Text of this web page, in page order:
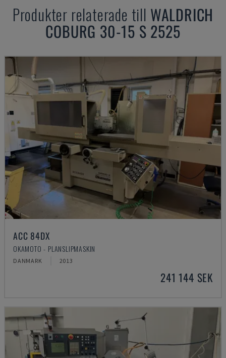
Produkter relaterade till WALDRICH
COBURG 30-15 S 2525
ACC 84DX
OKAMOTO - PLANSLIPMASKIN
DANMARK 2013
241 144 SEK